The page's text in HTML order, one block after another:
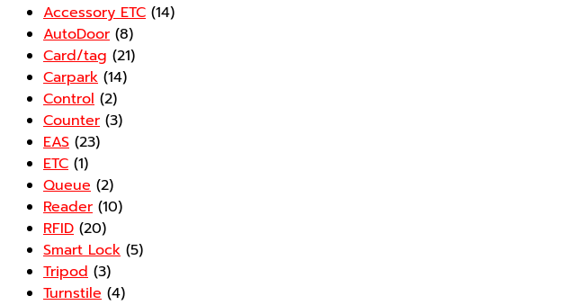
Accessory ETC (14)
AutoDoor (8)
Card/tag (21)
Carpark (14)
Control (2)
Counter (3)
EAS (23)
ETC (1)
Queue (2)
Reader (10)
RFID (20)
Smart Lock (5)
Tripod (3)
Turnstile (4)